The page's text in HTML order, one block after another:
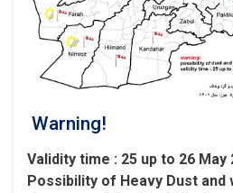
Warning!
Validity time : 25 up to 26 May
Possibility of Heavy Dust and